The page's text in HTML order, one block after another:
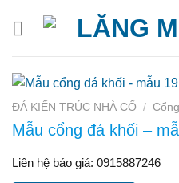
ĐÁ KIẾN TRÚC NHÀ CỔ /
Mẫu cổng đá khối –
Liên hệ báo giá: 0915887246